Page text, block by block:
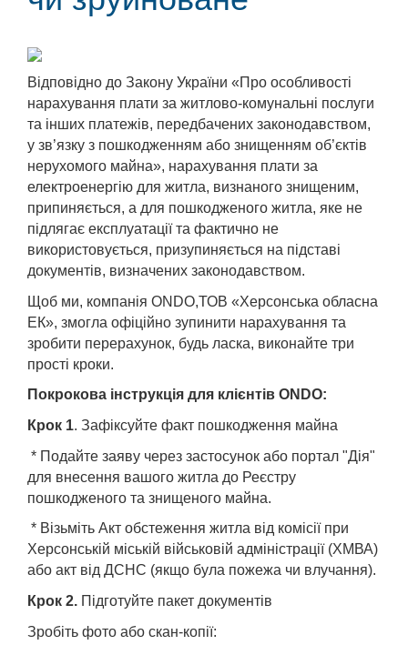
Відповідно до Закону України «Про особливості
нарахування плати за житлово-комунальні послуги
та інших платежів, передбачених законодавством,
у зв’язку з пошкодженням або знищенням об’єктів
нерухомого майна», нарахування плати за
електроенергію для житла, визнаного знищеним,
припиняється, а для пошкодженого житла, яке не
підлягає експлуатації та фактично не
використовується, призупиняється на підставі
документів, визначених законодавством.
Щоб ми, компанія ONDO,ТОВ «Херсонська обласна
ЕК», змогла офіційно зупинити нарахування та
зробити перерахунок, будь ласка, виконайте три
прості кроки.
Покрокова інструкція для клієнтів ONDO:
Крок 1. Зафіксуйте факт пошкодження майна
* Подайте заяву через застосунок або портал "Дія"
для внесення вашого житла до Реєстру
пошкодженого та знищеного майна.
* Візьміть Акт обстеження житла від комісії при
Херсонській міській військовій адміністрації (ХМВА)
або акт від ДСНС (якщо була пожежа чи влучання).
Крок 2. Підготуйте пакет документів
Зробіть фото або скан-копії: